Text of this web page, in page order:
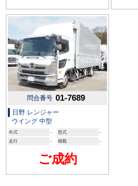
問合番号 01-7689
日野 レンジャー
ウイング 中型
年式 - 型式
-
走行
- 積載 -
ご成約